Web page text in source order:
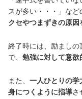
スが多い・・・」など
クセやつまずきの原因
終了時には、励ましの
で、 勉強に対して意欲
また、 一人ひとりの学
身につくように指導さ